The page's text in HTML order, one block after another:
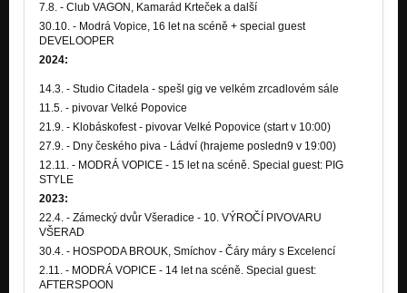
7.8. - Club VAGON, Kamarád Krteček a další
30.10. - Modrá Vopice, 16 let na scéně + special guest
DEVELOOPER
2024:
14.3. - Studio Citadela - spešl gig ve velkém zrcadlovém sále
11.5. - pivovar Velké Popovice
21.9. - Klobáskofest - pivovar Velké Popovice (start v 10:00)
27.9. - Dny českého piva - Ládví (hrajeme posledn9 v 19:00)
12.11. - MODRÁ VOPICE - 15 let na scéně. Special guest: PIG
STYLE
2023:
22.4. - Zámecký dvůr Všeradice - 10. VÝROČÍ PIVOVARU
VŠERAD
30.4. - HOSPODA BROUK, Smíchov - Čáry máry s Excelencí
2.11. - MODRÁ VOPICE - 14 let na scéně. Special guest:
AFTERSPOON